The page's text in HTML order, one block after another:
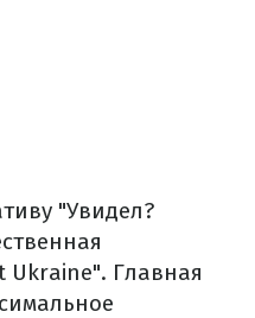
"Увидел?
Ukraine". Главная